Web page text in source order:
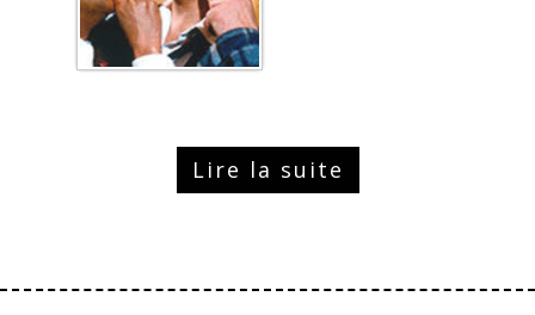
Lire la suite